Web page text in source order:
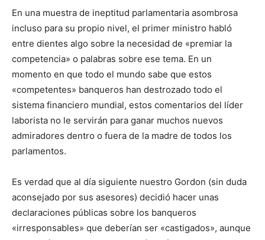
En una muestra de ineptitud parlamentaria asombrosa
incluso para su propio nivel, el primer ministro habló
entre dientes algo sobre la necesidad de «premiar la
competencia» o palabras sobre ese tema. En un
momento en que todo el mundo sabe que estos
«competentes» banqueros han destrozado todo el
sistema financiero mundial, estos comentarios del líder
laborista no le servirán para ganar muchos nuevos
admiradores dentro o fuera de la madre de todos los
parlamentos.
Es verdad que al día siguiente nuestro Gordon (sin duda
aconsejado por sus asesores) decidió hacer unas
declaraciones públicas sobre los banqueros
«irresponsables» que deberían ser «castigados», aunque